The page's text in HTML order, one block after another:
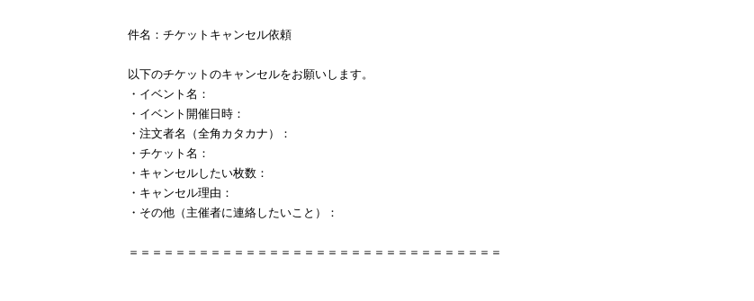
件名：チケットキャンセル依頼
以下のチケットのキャンセルをお願いします。
・イベント名：
・イベント開催日時：
・注文者名（全角カタカナ）：
・チケット名：
・キャンセルしたい枚数：
・キャンセル理由：
・その他（主催者に連絡したいこと）：
＝＝＝＝＝＝＝＝＝＝＝＝＝＝＝＝＝＝＝＝＝＝＝＝＝＝＝＝＝＝＝＝